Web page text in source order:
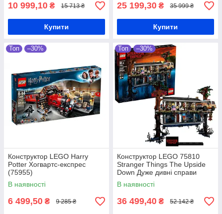
10 999,10 ₴ 15 713 ₴
Купити
25 199,30 ₴ 35 999 ₴
Купити
Топ –30%
Конструктор LEGO Harry
Potter Хогвартс-експрес
(75955)
В наявності
6 499,50 ₴ 9 285 ₴
Топ –30%
Конструктор LEGO 75810
Stranger Things The Upside
Down Дуже дивні справи
Догори дригом
В наявності
36 499,40 ₴ 52 142 ₴